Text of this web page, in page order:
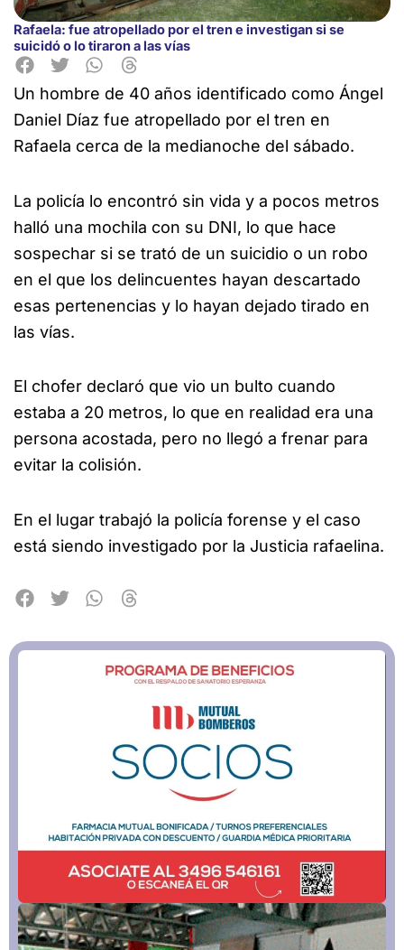
Rafaela: fue atropellado por el tren e investigan si se
suicidó o lo tiraron a las vías
Un hombre de 40 años identificado como Ángel
Daniel Díaz fue atropellado por el tren en
Rafaela cerca de la medianoche del sábado.
La policía lo encontró sin vida y a pocos metros
halló una mochila con su DNI, lo que hace
sospechar si se trató de un suicidio o un robo
en el que los delincuentes hayan descartado
esas pertenencias y lo hayan dejado tirado en
las vías.
El chofer declaró que vio un bulto cuando
estaba a 20 metros, lo que en realidad era una
persona acostada, pero no llegó a frenar para
evitar la colisión.
En el lugar trabajó la policía forense y el caso
está siendo investigado por la Justicia rafaelina.